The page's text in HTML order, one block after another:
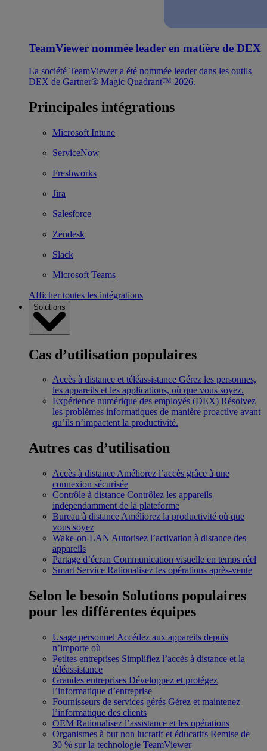
TeamViewer nommée leader en matière de DEX
La société TeamViewer a été nommée leader dans les outils
DEX de Gartner® Magic Quadrant™ 2026.
Principales intégrations
Microsoft Intune
ServiceNow
Freshworks
Jira
Salesforce
Zendesk
Slack
Microsoft Teams
Afficher toutes les intégrations
Solutions
Cas d’utilisation populaires
Accès à distance et téléassistance Gérez les personnes,
les appareils et les applications, où que vous soyez.
Expérience numérique des employés (DEX) Résolvez
les problèmes informatiques de manière proactive avant
qu’ils n’impactent la productivité.
Autres cas d’utilisation
Accès à distance Améliorez l’accès grâce à une
connexion sécurisée
Contrôle à distance Contrôlez les appareils
indépendamment de la plateforme
Bureau à distance Améliorez la productivité où que
vous soyez
Wake-on-LAN Autorisez l’activation à distance des
appareils
Partage d’écran Communication visuelle en temps réel
Smart Service Rationalisez les opérations après-vente
Selon le besoin Solutions populaires
pour les différentes équipes
Usage personnel Accédez aux appareils depuis
n’importe où
Petites entreprises Simplifiez l’accès à distance et la
téléassistance
Grandes entreprises Développez et protégez
l’informatique d’entreprise
Fournisseurs de services gérés Gérez et maintenez
l’informatique des clients
OEM Rationalisez l’assistance et les opérations
Organismes à but non lucratif et éducatifs Remise de
30 % sur la technologie TeamViewer